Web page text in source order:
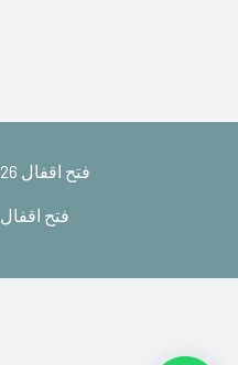
Copyright © 2026 فتح اقفال
Powered by فتح اقفال